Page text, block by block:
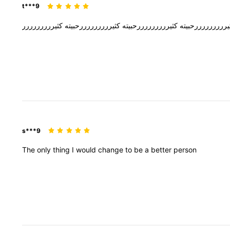
t***9
كثيرررررررررحبيته كثيرررررررررحبيته كثيررررررررر
s***9
The only thing I would change to be a better person